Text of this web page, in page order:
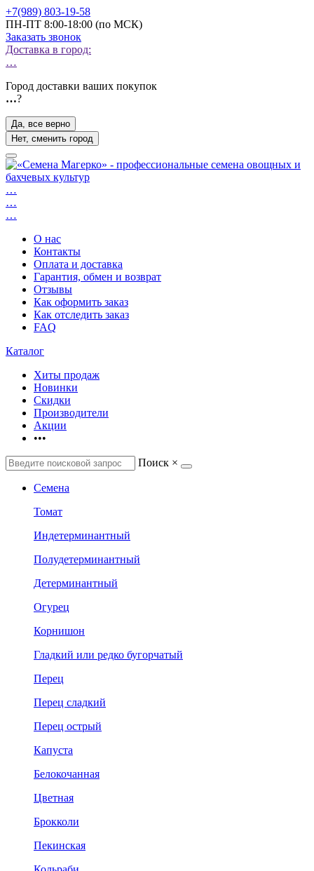
+7(989) 803-19-58
ПН-ПТ 8:00-18:00 (по МСК)
Заказать звонок
Доставка в город:
…
Город доставки ваших покупок
…?
Да, все верно
Нет, сменить город
…
…
…
О нас
Контакты
Оплата и доставка
Гарантия, обмен и возврат
Отзывы
Как оформить заказ
Как отследить заказ
FAQ
Каталог
Хиты продаж
Новинки
Скидки
Производители
Акции
•••
Поиск ×
Семена
Томат
Индетерминантный
Полудетерминантный
Детерминантный
Огурец
Корнишон
Гладкий или редко бугорчатый
Перец
Перец сладкий
Перец острый
Капуста
Белокочанная
Цветная
Брокколи
Пекинская